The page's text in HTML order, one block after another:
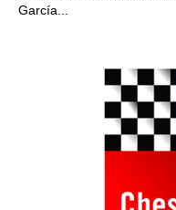
García...